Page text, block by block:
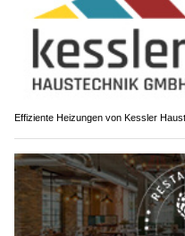
Effiziente Heizungen von Kessler